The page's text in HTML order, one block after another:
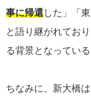
事に帰還した」「
と語り継がれてお
る背景となっている
ちなみに、新大橋